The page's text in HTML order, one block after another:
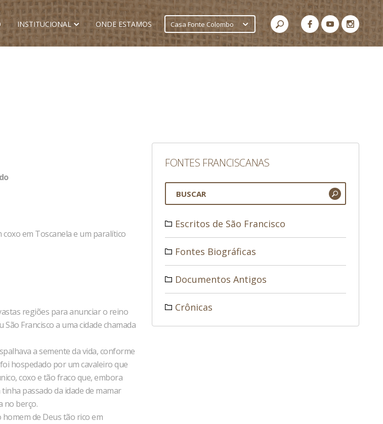
INSTITUCIONAL ONDE ESTAMOS Casa Fonte Colombo
em Toscanela e um paralítico
regiões para anunciar o reino
São Francisco a uma cidade chamada
a semente da vida, conforme
hospedado por um cavaleiro que
coxo e tão fraco que, embora
tinha passado da idade de mamar
no berço.
de Deus tão rico em
FONTES FRANCISCANAS
Escritos de São Francisco
Fontes Biográficas
Documentos Antigos
Crônicas